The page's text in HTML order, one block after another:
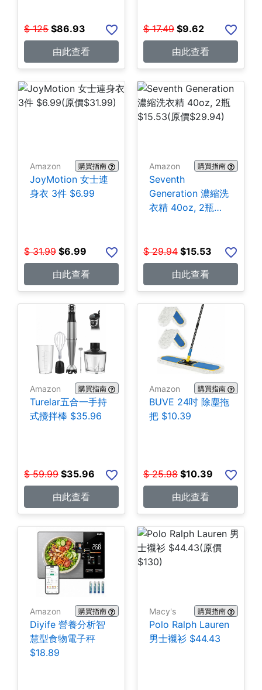
$ 125 $86.93
由此查看
$ 17.49 $9.62
由此查看
Amazon 購買指南
JoyMotion 女士連
身衣 3件 $6.99
$ 31.99 $6.99
由此查看
Amazon 購買指南
Seventh
Generation 濃縮洗
衣精 40oz, 2瓶
$ 29.94 $15.53
由此查看
Amazon 購買指南
Turelar五合一手持
式攪拌棒 $35.96
$ 59.99 $35.96
由此查看
Amazon 購買指南
BUVE 24吋 除塵拖
把 $10.39
$ 25.98 $10.39
由此查看
Amazon 購買指南
Diyife 營養分析智
慧型食物電子秤
$18.89
Macy's 購買指南
Polo Ralph Lauren
男士襯衫 $44.43